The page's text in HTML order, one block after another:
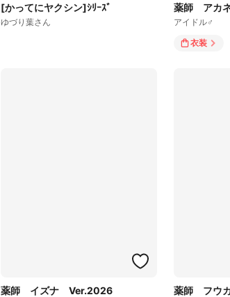
[かってにヤクシン]ｼﾘｰｽﾞ
ゆづり葉さん
薬師 アカ
アイドル♂
衣装
薬師 イズナ Ver.2026 薬師 フウ